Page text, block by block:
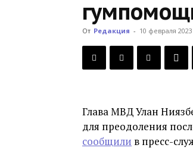
От Редакция - 10 февраля 2023
Глава МВД Улан
для преодоления
сообщили в пресс-